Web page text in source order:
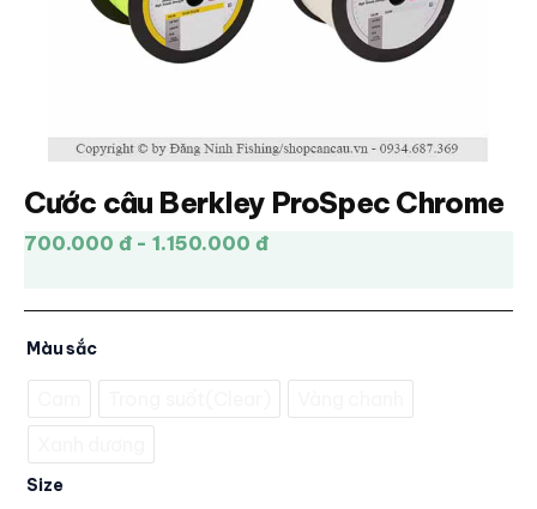
Cước câu Berkley ProSpec Chrome
700.000 đ - 1.150.000 đ
Màu sắc
Size